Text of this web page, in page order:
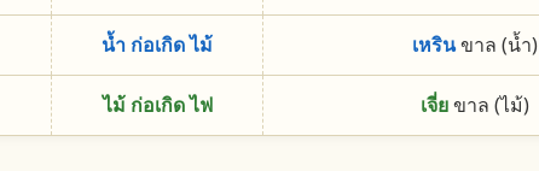
น้ำ ก่อเกิด ไม้ เหรินขาล (น้ำ)
ไม้ ก่อเกิด ไฟ เจี่ยขาล (ไม้)